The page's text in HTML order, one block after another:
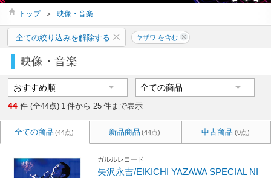
トップ ＞ 映像・音楽
全ての絞り込みを解除する ヤザワ を含む
映像・音楽
44 件 (全44点) 1 件から 25 件まで表示
全ての商品 (44点) 新品商品 (44点) 中古商品 (0点)
ガルルレコード
矢沢永吉/EIKICHI YAZAWA SPECIAL NI